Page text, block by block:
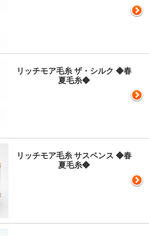
リッチモア毛糸 ザ・シルク ◆春
夏毛糸◆
リッチモア毛糸 サスペンス ◆春
夏毛糸◆